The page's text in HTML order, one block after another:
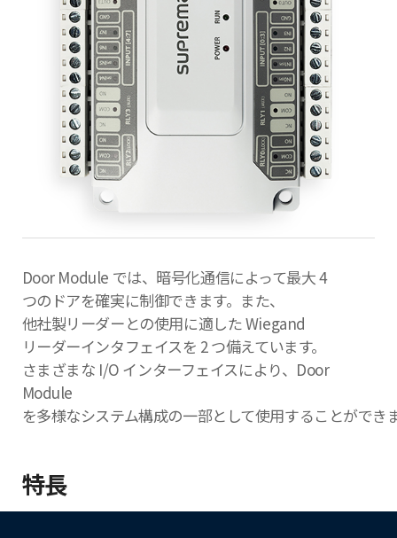
Door Module では、暗号化通信によって最大 4
つのドアを確実に制御できます。また、
他社製リーダーとの使用に適した Wiegand
リーダーインタフェイスを 2 つ備えています。
さまざまな I/O インターフェイスにより、Door
Module
を多様なシステム構成の一部として使用することができ
特長